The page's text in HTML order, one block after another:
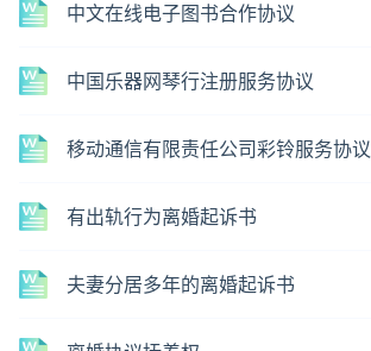
中文在线电子图书合作协议
中国乐器网琴行注册服务协议
移动通信有限责任公司彩铃服务协议
有出轨行为离婚起诉书
夫妻分居多年的离婚起诉书